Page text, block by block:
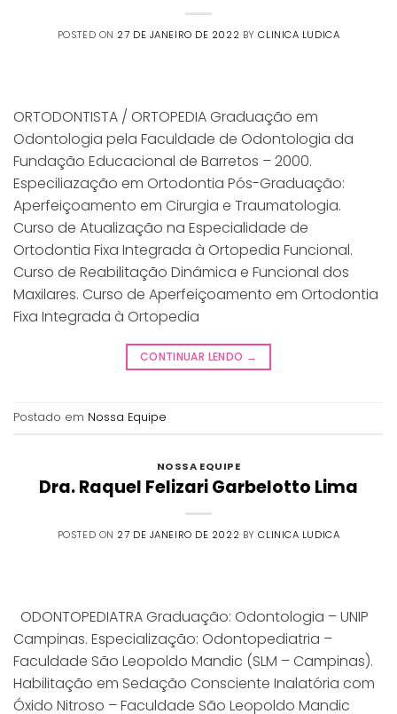
POSTED ON 27 DE JANEIRO DE 2022 BYCLINICA LUDICA
ORTODONTISTA / ORTOPEDIA Graduação em
Odontologia pela Faculdade de Odontologia da
Fundação Educacional de Barretos – 2000.
Especiliazação em Ortodontia Pós-Graduação:
Aperfeiçoamento em Cirurgia e Traumatologia.
Curso de Atualização na Especialidade de
Ortodontia Fixa Integrada à Ortopedia Funcional.
Curso de Reabilitação Dinâmica e Funcional dos
Maxilares. Curso de Aperfeiçoamento em Ortodontia
Fixa Integrada à Ortopedia
CONTINUAR LENDO →
Postado em Nossa Equipe
NOSSA EQUIPE
Dra. Raquel Felizari Garbelotto Lima
POSTED ON 27 DE JANEIRO DE 2022 BYCLINICA LUDICA
ODONTOPEDIATRA Graduação: Odontologia – UNIP
Campinas. Especialização: Odontopediatria –
Faculdade São Leopoldo Mandic (SLM – Campinas).
Habilitação em Sedação Consciente Inalatória com
Óxido Nitroso – Faculdade São Leopoldo Mandic